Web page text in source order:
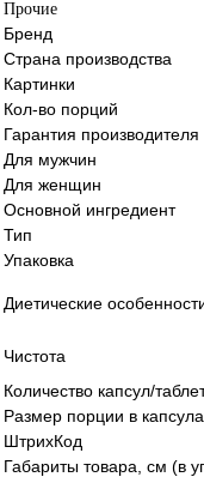
Прочие
Бренд
Страна производства
Картинки
Кол-во порций
Гарантия производителя
Для мужчин
Для женщин
Основной ингредиент
Тип
Упаковка
Диетические
Чистота
Количество капсул/
Размер порции в
ШтрихКод
Габариты товара, см (в